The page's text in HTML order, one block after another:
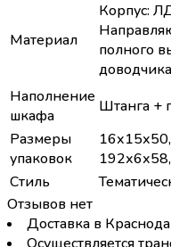
Материал
Корпус:
полного
Наполнение
шкафа
Штанга +
Размеры
упаковок
Стиль
Отзывов нет
Доставка в